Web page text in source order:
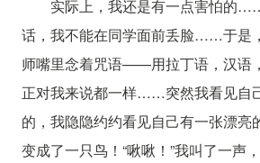
实际上，我还是有一点害怕的
话，我不能在同学面前丢脸……于是
师嘴里念着咒语——用拉丁语，汉语
正对我来说都一样……突然我看见自
的，我隐隐约约看见自己有一张漂亮
变成了一只鸟！“啾啾！”我叫了一声